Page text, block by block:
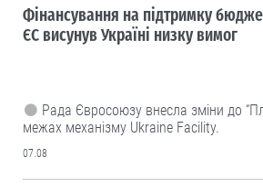
Фінансування на підтримку
ЄС висунув Україні низку вимог
Рада Євросоюзу внесла зміни до
межах механізму Ukraine Facility.
07.08